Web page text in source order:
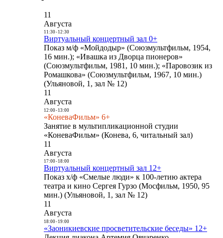
11
Августа
11:30- 12:30
Виртуальный концертный зал 0+
Показ м/ф «Мойдодыр» (Союзмультфильм, 1954,
16 мин.); «Ивашка из Дворца пионеров»
(Союзмультфильм, 1981, 10 мин.); «Паровозик из
Ромашкова» (Союзмультфильм, 1967, 10 мин.)
(Ульяновой, 1, зал № 12)
11
Августа
12:00- 13:00
«КоневаФильм» 6+
Занятие в мультипликационной студии
«КоневаФильм» (Конева, 6, читальный зал)
11
Августа
17:00- 18:00
Виртуальный концертный зал 12+
Показ х/ф «Смелые люди» к 100-летию актера
театра и кино Сергея Гурзо (Мосфильм, 1950, 95
мин.) (Ульяновой, 1, зал № 12)
11
Августа
18:00- 19:00
«Заоникиевские просветительские беседы» 12+